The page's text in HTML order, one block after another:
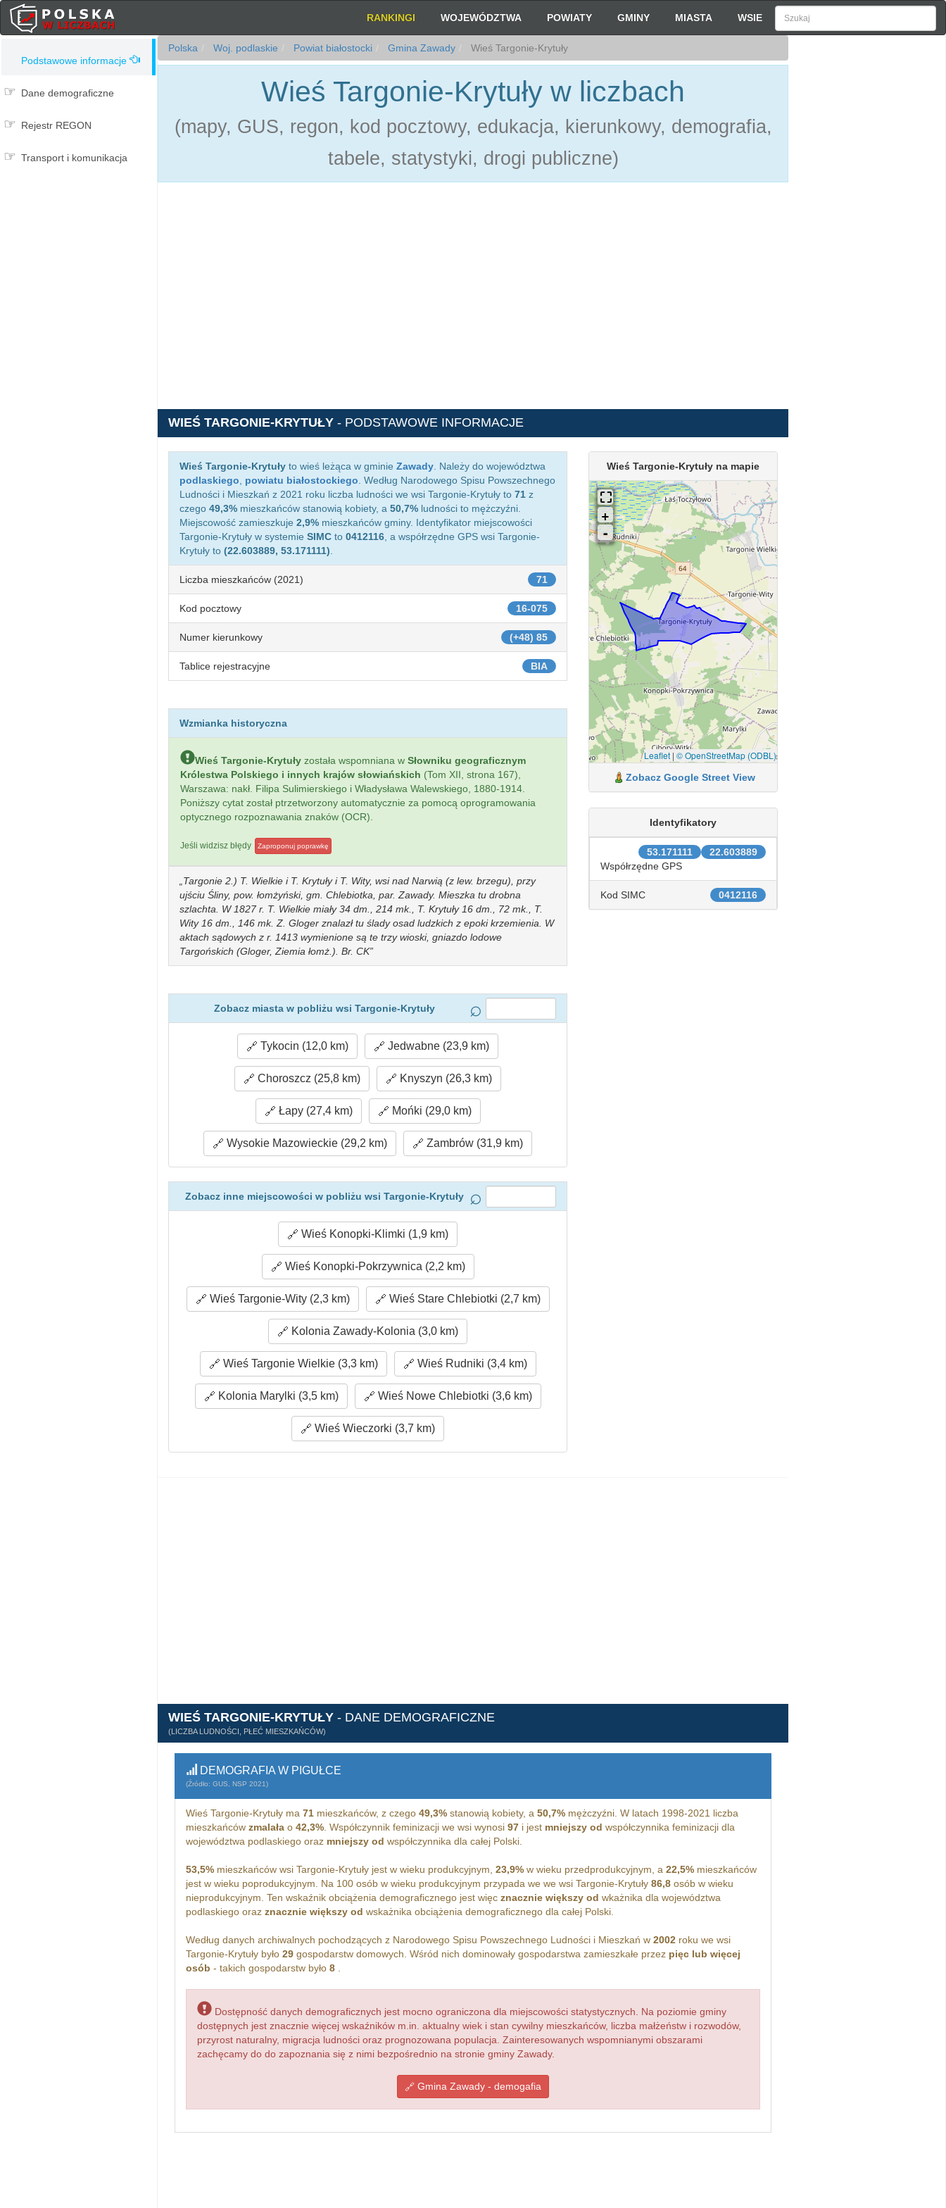
RANKINGI WOJEWÓDZTWA POWIATY GMINY MIASTA WSIE
Podstawowe informacje
Dane demograficzne
Rejestr REGON
Transport i komunikacja
Polska Woj. podlaskie Powiat białostocki Gmina Zawady Wieś Targonie-Krytuły
Wieś Targonie-Krytuły w liczbach
(mapy, GUS, regon, kod pocztowy, edukacja, kierunkowy, demografia,
tabele, statystyki, drogi publiczne)
WIEŚ TARGONIE-KRYTUŁY - PODSTAWOWE INFORMACJE
Wieś Targonie-Krytuły to wieś leżąca w gminie Zawady . Należy do województwa
podlaskiego
powiatu białostockiego . Według Narodowego Spisu Powszechnego
Ludności i Mieszkań z 2021 roku liczba ludności we wsi Targonie-Krytuły to 71 z
czego 49,3% mieszkańców stanowią kobiety, a 50,7% ludności to mężczyźni.
Miejscowość zamieszkuje 2,9% mieszkańców gminy. Identyfikator miejscowości
Targonie-Krytuły w systemie SIMC to 0412116 , a współrzędne GPS wsi Targonie-
Krytuły to (22.603889, 53.171111)
71
Liczba mieszkańców (2021)
16-075
Kod pocztowy
(+48) 85
Numer kierunkowy
BIA
Tablice rejestracyjne
Wzmianka historyczna
Wieś Targonie-Krytuły została wspomniana w Słowniku geograficznym
Królestwa Polskiego i innych krajów słowiańskich (Tom XII, strona 167),
Warszawa: nakł. Filipa Sulimierskiego i Władysława Walewskiego, 1880-1914.
Poniższy cytat został ptrzetworzony automatycznie za pomocą oprogramowania
optycznego rozpoznawania znaków (OCR).
Jeśli widzisz błędy Zaproponuj poprawkę
Targonie 2.) T. Wielkie i T. Krytuły i T. Wity, wsi nad Narwią (z lew. brzegu), przy
ujściu Śliny, pow. łomżyński, gm. Chlebiotka, par. Zawady. Mieszka tu drobna
szlachta. W 1827 r. T. Wielkie miały 34 dm., 214 mk., T. Krytuły 16 dm., 72 mk., T.
Wity 16 dm., 146 mk. Z. Gloger znalazł tu ślady osad ludzkich z epoki krzemienia. W
aktach sądowych z r. 1413 wymienione są te trzy wioski, gniazdo lodowe
Targońskich (Gloger, Ziemia łomż.). Br. CK
Zobacz miasta w pobliżu wsi Targonie-Krytuły
Tykocin (12,0 km) Jedwabne (23,9 km)
Choroszcz (25,8 km) Knyszyn (26,3 km)
Łapy (27,4 km) Mońki (29,0 km)
Wysokie Mazowieckie (29,2 km) Zambrów (31,9 km)
Zobacz inne miejscowości w pobliżu wsi Targonie-Krytuły
Wieś Konopki-Klimki (1,9 km)
Wieś Konopki-Pokrzywnica (2,2 km)
Wieś Targonie-Wity (2,3 km) Wieś Stare Chlebiotki (2,7 km)
Kolonia Zawady-Kolonia (3,0 km)
Wieś Targonie Wielkie (3,3 km) Wieś Rudniki (3,4 km)
Kolonia Marylki (3,5 km) Wieś Nowe Chlebiotki (3,6 km)
Wieś Wieczorki (3,7 km)
Wieś Targonie-Krytuły na mapie
Leaflet| © OpenStreetMap (ODBL)
Zobacz Google Street View
Identyfikatory
22.603889
53.171111
Współrzędne GPS
0412116
Kod SIMC
WIEŚ TARGONIE-KRYTUŁY - DANE DEMOGRAFICZNE
(LICZBA LUDNOŚCI, PŁEĆ MIESZKAŃCÓW)
DEMOGRAFIA W PIGUŁCE
(Źródło: GUS, NSP 2021)
Wieś Targonie-Krytuły ma 71mieszkańców, z czego 49,3%stanowią kobiety, a 50,7%mężczyźni. W latach 1998-2021 liczba
mieszkańców zmalałao 42,3%. Współczynnik feminizacji we wsi wynosi 97i jest mniejszy od współczynnika feminizacji dla
województwa podlaskiego oraz mniejszy od współczynnika dla całej Polski.
53,5%mieszkańców wsi Targonie-Krytuły jest w wieku produkcyjnym, 23,9%w wieku przedprodukcyjnym, a 22,5%mieszkańców
jest w wieku poprodukcyjnym. Na 100 osób w wieku produkcyjnym przypada we we wsi Targonie-Krytuły 86,8osób w wieku
nieprodukcyjnym. Ten wskaźnik obciążenia demograficznego jest więc znacznie większy od wkażnika dla województwa
podlaskiego oraz znacznie większy od wskażnika obciążenia demograficznego dla całej Polski.
Według danych archiwalnych pochodzących z Narodowego Spisu Powszechnego Ludności i Mieszkań w 2002roku we wsi
Targonie-Krytuły było 29gospodarstw domowych. Wśród nich dominowały gospodarstwa zamieszkałe przez pięc lub więcej
osób - takich gospodarstw było 8.
Dostępność danych demograficznych jest mocno ograniczona dla miejscowości statystycznych. Na poziomie gminy
dostępnych jest znacznie więcej wskaźników m.in. aktualny wiek i stan cywilny mieszkańców, liczba małżeństw i rozwodów,
przyrost naturalny, migracja ludności oraz prognozowana populacja. Zainteresowanych wspomnianymi obszarami
zachęcamy do do zapoznania się z nimi bezpośrednio na stronie gminy Zawady.
Gmina Zawady - demogafia